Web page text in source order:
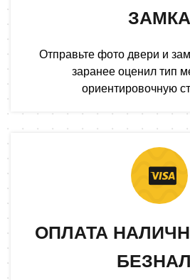
ЗАМКА
Отправьте фото двери и
заранее оценил тип
ориентировочную
ОПЛАТА